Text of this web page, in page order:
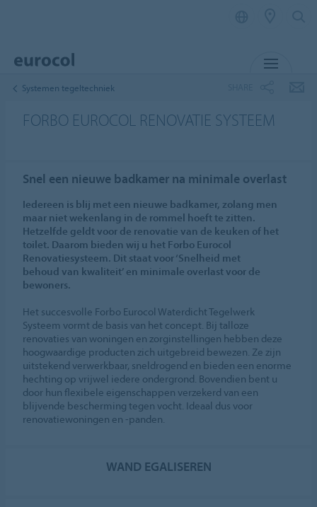
Systemen tegeltechniek
FORBO EUROCOL RENOVATIE SYSTEEM
Snel een nieuwe badkamer na minimale overlast
Iedereen is blij met een nieuwe badkamer, zolang men
maar niet wekenlang in de rommel hoeft te zitten.
Hetzelfde geldt voor de renovatie van de keuken of het
toilet. Daarom bieden wij u het Forbo Eurocol
Renovatiesysteem. Dit staat voor ‘Snelheid met
behoud van kwaliteit’ en minimale overlast voor de
bewoners.
Het succesvolle Forbo Eurocol Waterdicht Tegelwerk
Systeem vormt de basis van het concept. Bij talloze
renovaties van woningen en zorginstellingen hebben deze
hoogwaardige producten zich uitgebreid bewezen. Ze zijn
uitstekend verwerkbaar, sneldrogend en bieden een enorme
hechting op vrijwel iedere ondergrond. Bovendien bent u
door hun flexibele eigenschappen verzekerd van een
blijvende bescherming tegen vocht. Ideaal dus voor
renovatiewoningen en -panden.
WAND EGALISEREN